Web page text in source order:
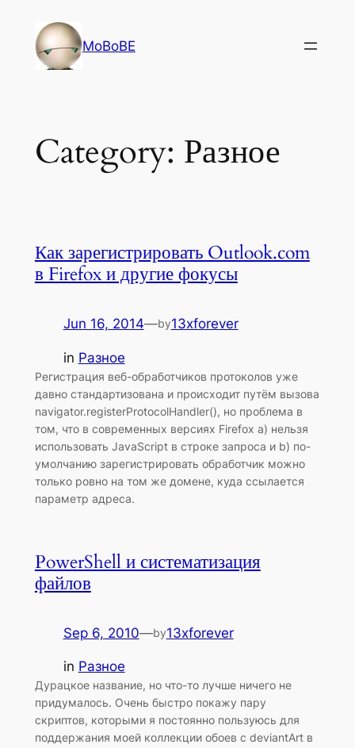
content
MoBoBE
Category: Разное
Как зарегистрировать Outlook.com
в Firefox и другие фокусы
Jun 16, 2014—by13xforever
in Разное
Регистрация веб-обработчиков протоколов уже
давно стандартизована и происходит путём вызова
navigator.registerProtocolHandler(), но проблема в
том, что в современных версиях Firefox a) нельзя
использовать JavaScript в строке запроса и b) по-
умолчанию зарегистрировать обработчик можно
только ровно на том же домене, куда ссылается
параметр адреса.
PowerShell и систематизация
файлов
Sep 6, 2010—by13xforever
in Разное
Дурацкое название, но что-то лучше ничего не
придумалось. Очень быстро покажу пару
скриптов, которыми я постоянно пользуюсь для
поддержания моей коллекции обоев с deviantArt в